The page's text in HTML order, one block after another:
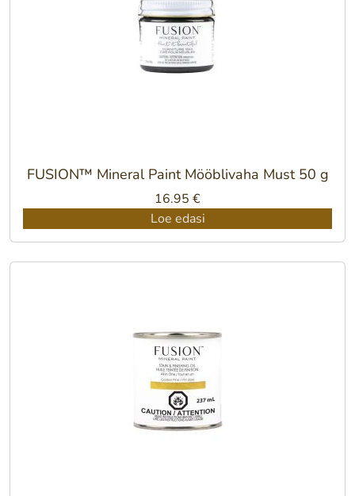
FUSION™ Mineral Paint Mööblivaha Must 50 g
16.95 €
Loe edasi